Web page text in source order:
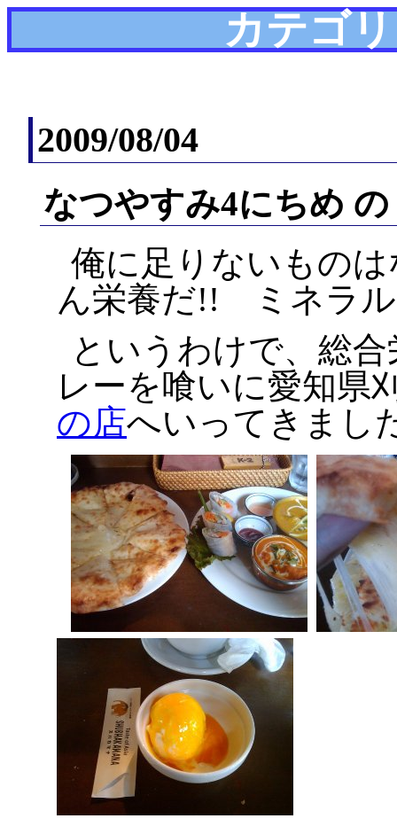
カテゴ
2009/08/04
なつやすみ4にちめ
俺に足りないもの
ん栄養だ!! ミネラ
というわけで、総
レーを喰いに愛知県
の店へいってきまし